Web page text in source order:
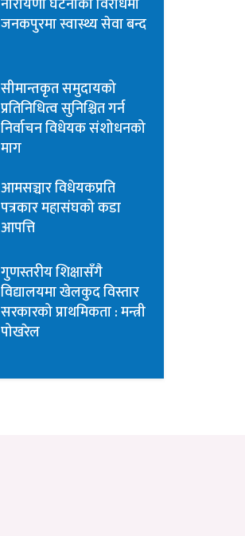
नारायणी घटनाको विरोधमा
जनकपुरमा स्वास्थ्य सेवा बन्द
सीमान्तकृत समुदायको
प्रतिनिधित्व सुनिश्चित गर्न
निर्वाचन विधेयक संशोधनको
माग
आमसञ्चार विधेयकप्रति
पत्रकार महासंघको कडा
आपत्ति
गुणस्तरीय शिक्षासँगै
विद्यालयमा खेलकुद विस्तार
सरकारको प्राथमिकता : मन्त्री
पोखरेल